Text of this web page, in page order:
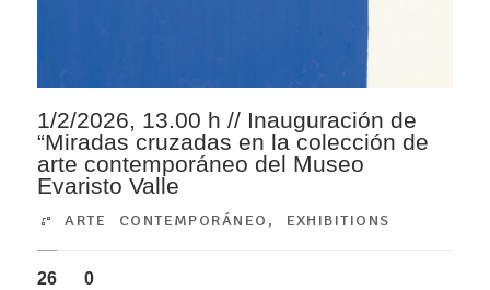
1/2/2026, 13.00 h // Inauguración de
“Miradas cruzadas en la colección de
arte contemporáneo del Museo
Evaristo Valle
ARTE CONTEMPORÁNEO , EXHIBITIONS
26 0